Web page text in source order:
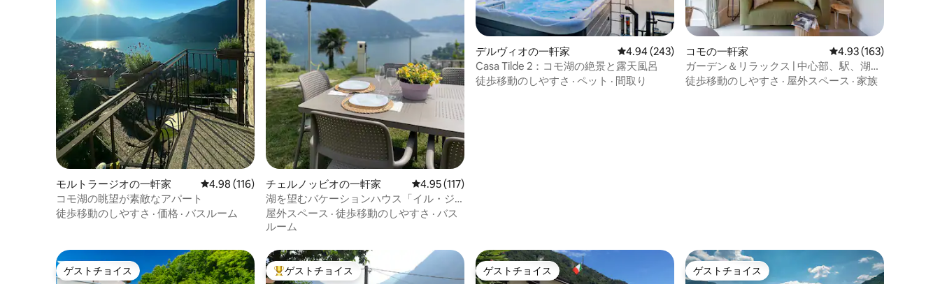
モルトラージオの一軒家 レビュー116件、5つ星中4.98つ星の平均評価
4.98 (116)
コモ湖の眺望が素敵なアパート
徒歩移動のしやすさ · 価格 · バスルーム
チェルノッビオの一軒家 レビュー117件、5つ星中4.95つ星の平均評価
4.95 (117)
湖を望むバケーションハウス「イル・ジ
ャルディーノ・ディ・エヴァ」
屋外スペース · 徒歩移動のしやすさ · バス
ルーム
デルヴィオの一軒家 レビュー243件、5つ星中4.94つ星の平均評価
4.94 (243)
Casa Tilde 2：コモ湖の絶景と露天風呂
徒歩移動のしやすさ · ペット · 間取り
コモの一軒家 レビュー163件、5つ
4.93 (163)
ガーデン＆リラックス | 中心部、駅、湖の
間
徒歩移動のしやすさ · 屋外スペース · 家族
ゲストチョイス
ゲストチョイス 大好評のゲストチョイスです。
ゲストチョイス ゲストチョイス
ゲストチョイス ゲストチョイス
ゲストチョイス